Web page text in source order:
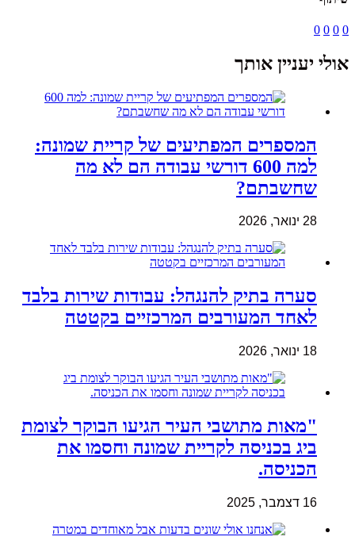
0
0
0
0
אולי יעניין אותך
המספרים המפתיעים של קריית שמונה:
למה 600 דורשי עבודה הם לא מה
שחשבתם?
28 ינואר, 2026
סערה בתיק להנגהל: עבודות שירות בלבד
לאחד המעורבים המרכזיים בקטטה
18 ינואר, 2026
"מאות מתושבי העיר הגיעו הבוקר לצומת
ביג בכניסה לקריית שמונה וחסמו את
הכניסה.
16 דצמבר, 2025